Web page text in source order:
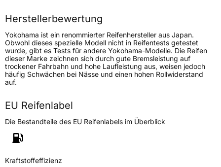
Höchstlast875 kg
Gewicht (in kg)
Generelle Merkmale
FahrzeugtypPKW
Verwendung
Modellname
Advan Neova AD09
Weitere Eigenschaften
SchlauchtypTL
Herstellerbewertung
Yokohama ist ein renommierter Reifenhersteller aus Japan.
Obwohl dieses spezielle Modell nicht in Reifentests getestet
wurde, gibt es Tests für andere Yokohama-Modelle. Die Reifen
dieser Marke zeichnen sich durch gute Bremsleistung auf
trockener Fahrbahn und hohe Laufleistung aus, weisen jedoch
häufig Schwächen bei Nässe und einen hohen Rollwiderstand
auf.
EU Reifenlabel
Die Bestandteile des EU Reifenlabels im Überblick
Kraftstoffeffizienz